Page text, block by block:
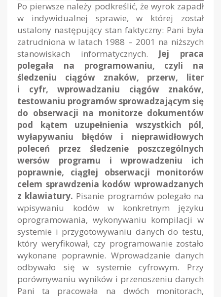
Po pierwsze należy podkreślić, że wyrok zapadł
w indywidualnej sprawie, w której został
ustalony następujący stan faktyczny: Pani była
zatrudniona w latach 1988 – 2001 na niższych
stanowiskach informatycznych. Jej praca
polegała na programowaniu, czyli na
śledzeniu ciągów znaków, przerw, liter
i cyfr, wprowadzaniu ciągów znaków,
testowaniu programów sprowadzającym się
do obserwacji na monitorze dokumentów
pod kątem uzupełnienia wszystkich pól,
wyłapywaniu błędów i nieprawidłowych
poleceń przez śledzenie poszczególnych
wersów programu i wprowadzeniu ich
poprawnie, ciągłej obserwacji monitorów
celem sprawdzenia kodów wprowadzanych
z klawiatury. Pisanie programów polegało na
wpisywaniu kodów w konkretnym języku
oprogramowania, wykonywaniu kompilacji w
systemie i przygotowywaniu danych do testu,
który weryfikował, czy programowanie zostało
wykonane poprawnie. Wprowadzanie danych
odbywało się w systemie cyfrowym. Przy
porównywaniu wyników i przenoszeniu danych
Pani ta pracowała na dwóch monitorach,